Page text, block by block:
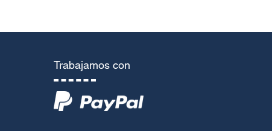
Trabajamos con